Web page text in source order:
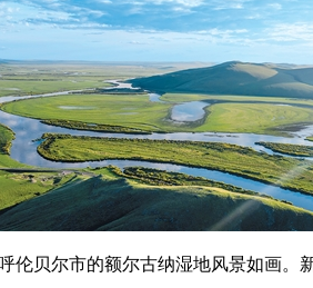
伦贝尔市的额尔古纳湿地风景如画。